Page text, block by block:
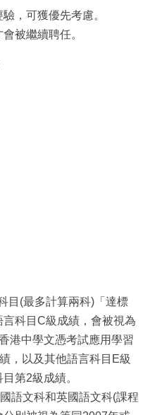
，可獲優先考慮。
被繼續聘任。
目(最多計算兩科)「達標
科目C級成績，會被視為
港中學文憑考試應用學習
，以及其他語言科目E級
第2級成績。
語文科和英國語文科(課程